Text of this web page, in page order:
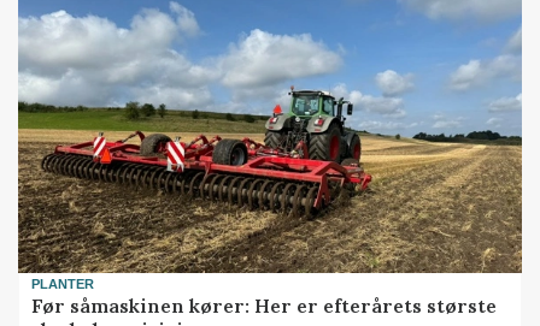
PLANTER
Før såmaskinen kører: Her er efterårets største